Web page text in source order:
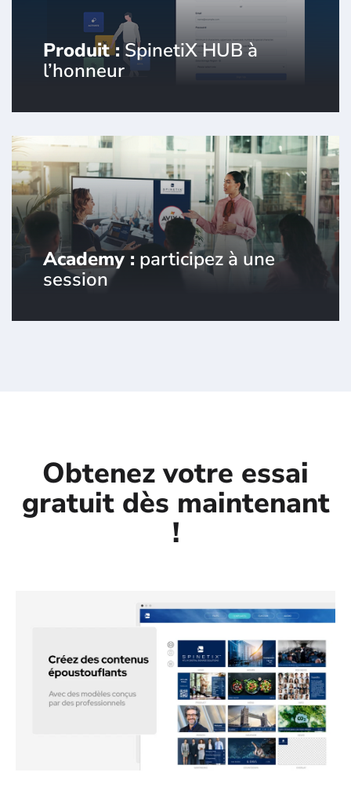
Produit :SpinetiX HUB à
l’honneur
Academy : participez à une
session
Obtenez votre essai
gratuit dès maintenant
!